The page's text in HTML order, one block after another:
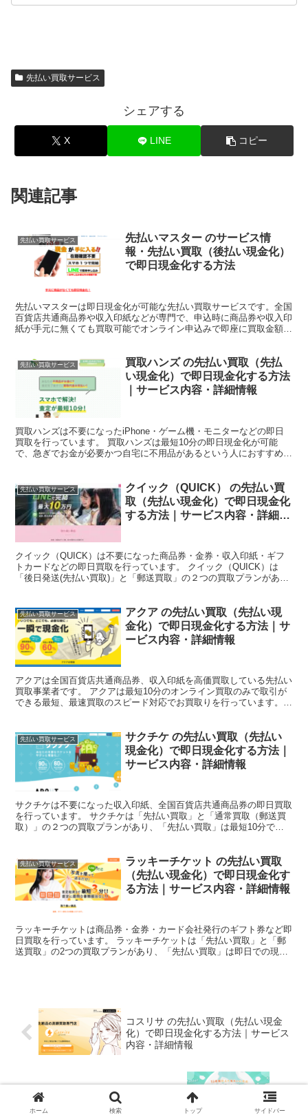
先払い買取サービス
シェアする
X LINE コピー
関連記事
先払い買取サービス
先払いマスター のサービス情
報・先払い買取（後払い現金化）
で即日現金化する方法
先払いマスターは即日現金化が可能な先払い買取サービスです。全国
百貨店共通商品券や収入印紙などが専門で、申込時に商品券や収入印
紙が手元に無くても買取可能でオンライン申込みで即座に買取金額の
先払い買取サービス
買取ハンズ の先払い買取（先払
い現金化）で即日現金化する方法
｜サービス内容・詳細情報
買取ハンズは不要になったiPhone・ゲーム機・モニターなどの即日
買取を行っています。 買取ハンズは最短10分の即日現金化が可能
で、急ぎでお金が必要かつ自宅に不用品があるという人におすすめし
先払い買取サービス
クイック（QUICK） の先払い買
取（先払い現金化）で即日現金化
する方法｜サービス内容・詳細情
クイック（QUICK）は不要になった商品券・金券・収入印紙・ギフ
トカードなどの即日買取を行っています。 クイック（QUICK）は
「後日発送(先払い買取)」と「郵送買取」の２つの買取プランがあ
先払い買取サービス
アクア の先払い買取（先払い現
金化）で即日現金化する方法｜サ
ービス内容・詳細情報
アクアは全国百貨店共通商品券、収入印紙を高価買取している先払い
買取事業者です。 アクアは最短10分のオンライン買取のみで取引が
できる最短、最速買取のスピード対応でお買取りを行っています。
先払い買取サービス
サクチケ の先払い買取（先払い
現金化）で即日現金化する方法｜
サービス内容・詳細情報
サクチケは不要になった収入印紙、全国百貨店共通商品券の即日買取
を行っています。 サクチケは「先払い買取」と「通常買取（郵送買
取）」の２つの買取プランがあり、「先払い買取」は最短10分で即
先払い買取サービス
ラッキーチケット の先払い買取
（先払い現金化）で即日現金化す
る方法｜サービス内容・詳細情報
ラッキーチケットは商品券・金券・カード会社発行のギフト券など即
日買取を行っています。 ラッキーチケットは「先払い買取」と「郵
送買取」の2つの買取プランがあり、「先払い買取」は即日での現金
コスリサ の先払い買取（先払い現金
化）で即日現金化する方法｜サービス
内容・詳細情報
【現金不要】しろくまギフトで後払い
でお得に金券を手に入れる方法
ホーム 検索 トップ サイドバー